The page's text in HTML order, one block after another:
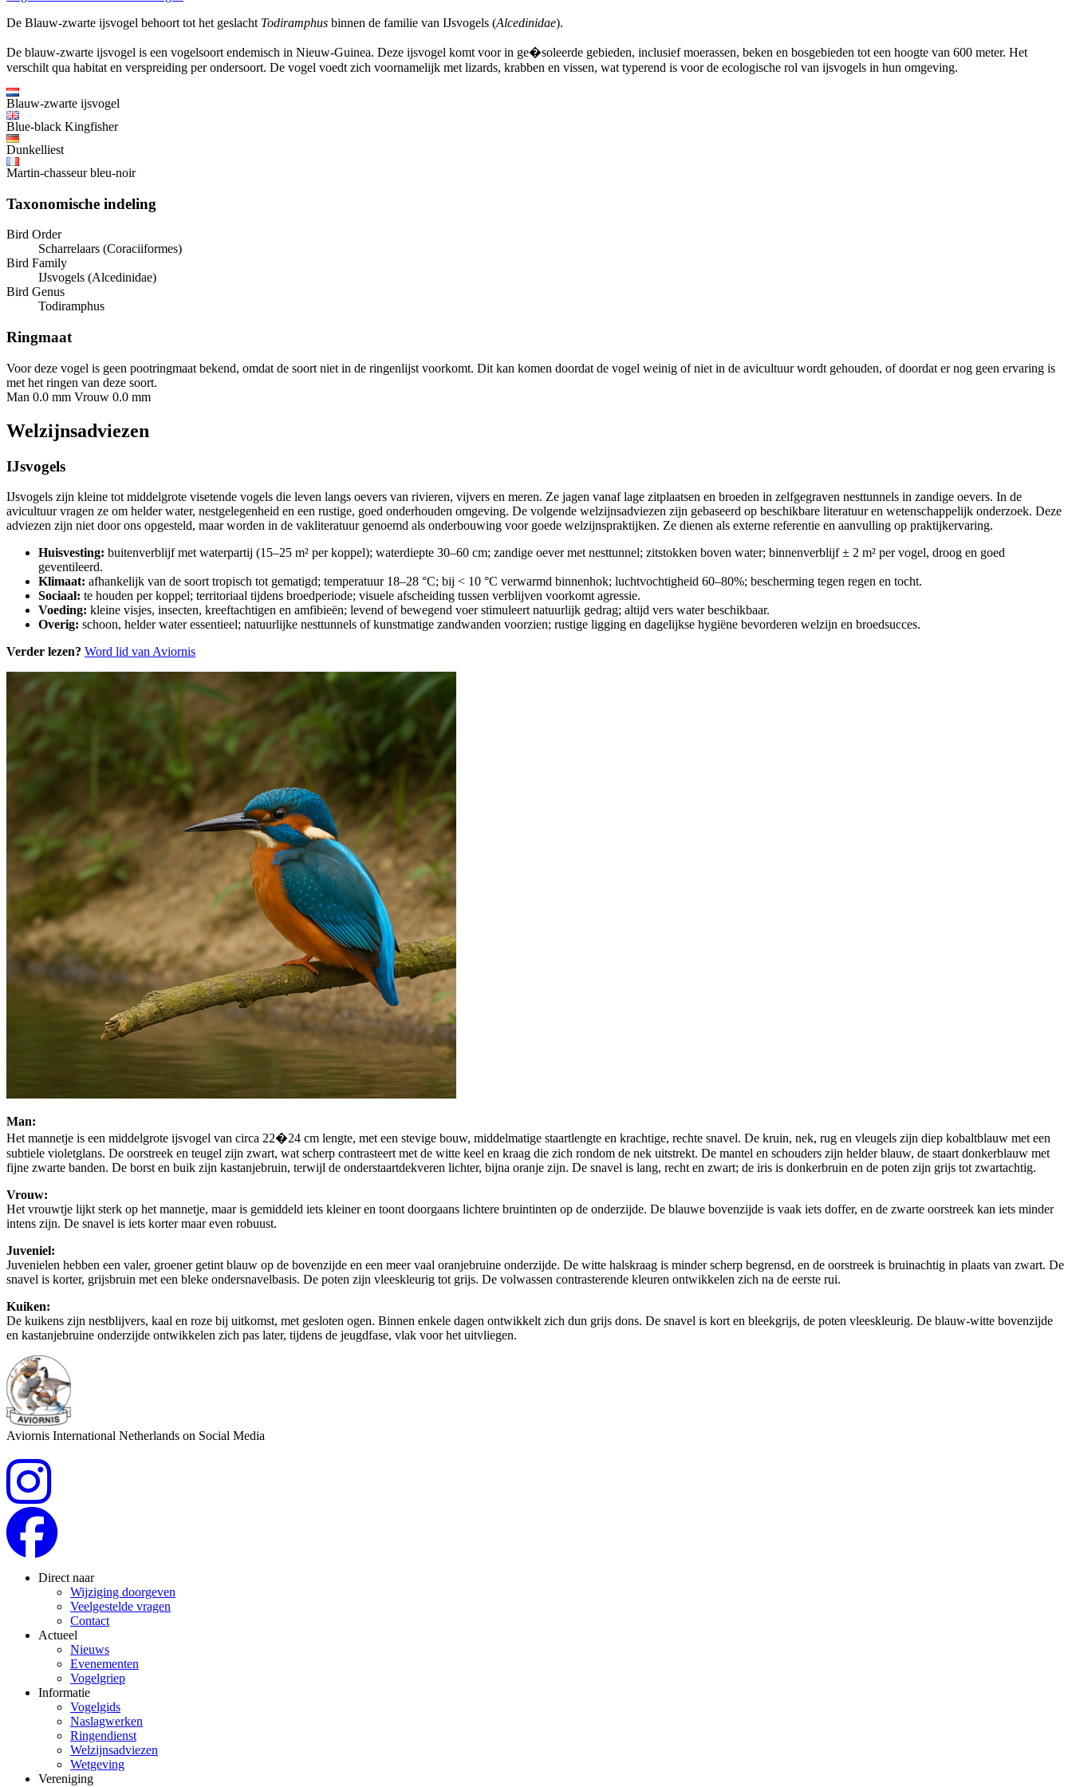
De Blauw-zwarte ijsvogel behoort tot het geslacht Todiramphus binnen de familie van IJsvogels (Alcedinidae).
De blauw-zwarte ijsvogel is een vogelsoort endemisch in Nieuw-Guinea. Deze ijsvogel komt voor in ge�soleerde gebieden, inclusief moerassen, beken en bosgebieden tot een hoogte van 600 meter. Het
verschilt qua habitat en verspreiding per ondersoort. De vogel voedt zich voornamelijk met lizards, krabben en vissen, wat typerend is voor de ecologische rol van ijsvogels in hun omgeving.
Blauw-zwarte ijsvogel
Blue-black Kingfisher
Dunkelliest
Martin-chasseur bleu-noir
Taxonomische indeling
Bird Order
Scharrelaars (Coraciiformes)
Bird Family
IJsvogels (Alcedinidae)
Bird Genus
Todiramphus
Ringmaat
Voor deze vogel is geen pootringmaat bekend, omdat de soort niet in de ringenlijst voorkomt. Dit kan komen doordat de vogel weinig of niet in de avicultuur wordt gehouden, of doordat er nog geen ervaring is
met het ringen van deze soort.
Man 0.0 mm Vrouw 0.0 mm
Welzijnsadviezen
IJsvogels
IJsvogels zijn kleine tot middelgrote visetende vogels die leven langs oevers van rivieren, vijvers en meren. Ze jagen vanaf lage zitplaatsen en broeden in zelfgegraven nesttunnels in zandige oevers. In de
avicultuur vragen ze om helder water, nestgelegenheid en een rustige, goed onderhouden omgeving. De volgende welzijnsadviezen zijn gebaseerd op beschikbare literatuur en wetenschappelijk onderzoek. Deze
adviezen zijn niet door ons opgesteld, maar worden in de vakliteratuur genoemd als onderbouwing voor goede welzijnspraktijken. Ze dienen als externe referentie en aanvulling op praktijkervaring.
Huisvesting: buitenverblijf met waterpartij (15–25 m² per koppel); waterdiepte 30–60 cm; zandige oever met nesttunnel; zitstokken boven water; binnenverblijf ± 2 m² per vogel, droog en goed
geventileerd.
Klimaat: afhankelijk van de soort tropisch tot gematigd; temperatuur 18–28 °C; bij < 10 °C verwarmd binnenhok; luchtvochtigheid 60–80%; bescherming tegen regen en tocht.
Sociaal: te houden per koppel; territoriaal tijdens broedperiode; visuele afscheiding tussen verblijven voorkomt agressie.
Voeding: kleine visjes, insecten, kreeftachtigen en amfibieën; levend of bewegend voer stimuleert natuurlijk gedrag; altijd vers water beschikbaar.
Overig: schoon, helder water essentieel; natuurlijke nesttunnels of kunstmatige zandwanden voorzien; rustige ligging en dagelijkse hygiëne bevorderen welzijn en broedsucces.
Verder lezen? Word lid van Aviornis
Man:
Het mannetje is een middelgrote ijsvogel van circa 22�24 cm lengte, met een stevige bouw, middelmatige staartlengte en krachtige, rechte snavel. De kruin, nek, rug en vleugels zijn diep kobaltblauw met een
subtiele violetglans. De oorstreek en teugel zijn zwart, wat scherp contrasteert met de witte keel en kraag die zich rondom de nek uitstrekt. De mantel en schouders zijn helder blauw, de staart donkerblauw met
fijne zwarte banden. De borst en buik zijn kastanjebruin, terwijl de onderstaartdekveren lichter, bijna oranje zijn. De snavel is lang, recht en zwart; de iris is donkerbruin en de poten zijn grijs tot zwartachtig.
Vrouw:
Het vrouwtje lijkt sterk op het mannetje, maar is gemiddeld iets kleiner en toont doorgaans lichtere bruintinten op de onderzijde. De blauwe bovenzijde is vaak iets doffer, en de zwarte oorstreek kan iets minder
intens zijn. De snavel is iets korter maar even robuust.
Juveniel:
Juvenielen hebben een valer, groener getint blauw op de bovenzijde en een meer vaal oranjebruine onderzijde. De witte halskraag is minder scherp begrensd, en de oorstreek is bruinachtig in plaats van zwart. De
snavel is korter, grijsbruin met een bleke ondersnavelbasis. De poten zijn vleeskleurig tot grijs. De volwassen contrasterende kleuren ontwikkelen zich na de eerste rui.
Kuiken:
De kuikens zijn nestblijvers, kaal en roze bij uitkomst, met gesloten ogen. Binnen enkele dagen ontwikkelt zich dun grijs dons. De snavel is kort en bleekgrijs, de poten vleeskleurig. De blauw-witte bovenzijde
en kastanjebruine onderzijde ontwikkelen zich pas later, tijdens de jeugdfase, vlak voor het uitvliegen.
Aviornis International Netherlands on Social Media
Direct naar
Wijziging doorgeven
Veelgestelde vragen
Contact
Actueel
Nieuws
Evenementen
Vogelgriep
Informatie
Vogelgids
Naslagwerken
Ringendienst
Welzijnsadviezen
Wetgeving
Vereniging